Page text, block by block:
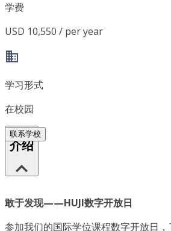
学费
USD 10,550 / per year
学习形式
在校园
联系学校
介绍
敢于发现——HUJI数字开放日
参加我们的国际学位课程数字开放日